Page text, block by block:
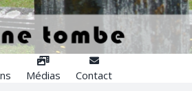
Médias Contact